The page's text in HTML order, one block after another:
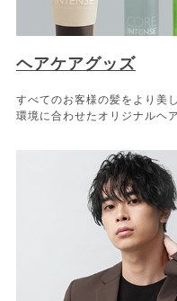
ヘアケアグッズ
すべてのお客様の髪をより美
環境に合わせたオリジナルヘ